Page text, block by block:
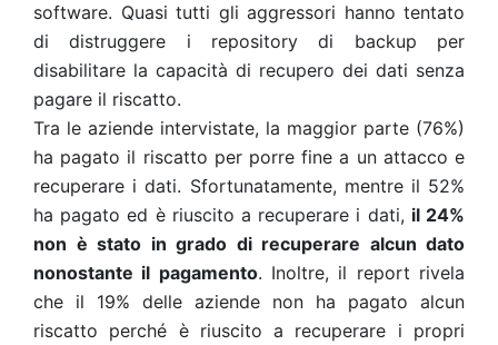
software. Quasi tutti gli aggressori hanno tentato
di distruggere i repository di backup per
disabilitare la capacità di recupero dei dati senza
pagare il riscatto.
Tra le aziende intervistate, la maggior parte (76%)
ha pagato il riscatto per porre fine a un attacco e
recuperare i dati. Sfortunatamente, mentre il 52%
ha pagato ed è riuscito a recuperare i dati, il 24%
non è stato in grado di recuperare alcun dato
nonostante il pagamento. Inoltre, il report rivela
che il 19% delle aziende non ha pagato alcun
riscatto perché è riuscito a recuperare i propri